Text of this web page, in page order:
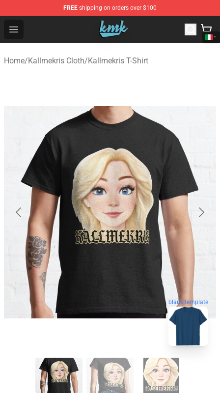
FREE shipping on orders over $100
Open menu
KallMeKris Store - Official KallMeKris Merchandise Shop
Home/Kallmekris Cloth/Kallmekris T-Shirt
blank template